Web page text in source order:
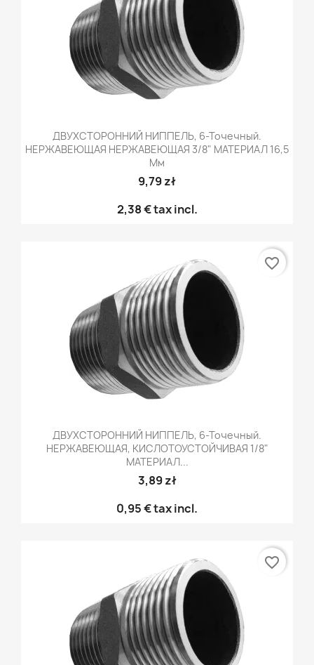
ДВУХСТОРОННИЙ НИППЕЛЬ, 6-Точечный.
НЕРЖАВЕЮЩАЯ НЕРЖАВЕЮЩАЯ 3/8" МАТЕРИАЛ 16,5
Мм
9,79 zł
2,38 €tax incl.
ДВУХСТОРОННИЙ НИППЕЛЬ, 6-Точечный.
НЕРЖАВЕЮЩАЯ, КИСЛОТОУСТОЙЧИВАЯ 1/8"
МАТЕРИАЛ...
3,89 zł
0,95 €tax incl.
favorite_border
favorite_border